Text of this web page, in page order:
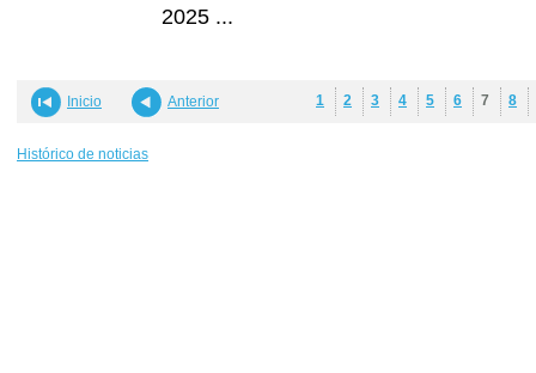
2025 ...
Inicio Anterior 1 2 3 4 5 6 7 8
Histórico de noticias